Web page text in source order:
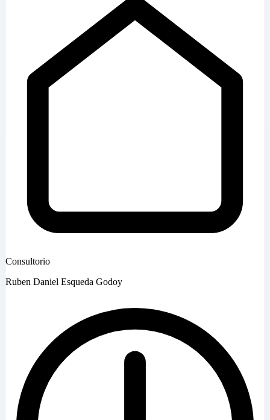
Consultorio
Ruben Daniel Esqueda Godoy